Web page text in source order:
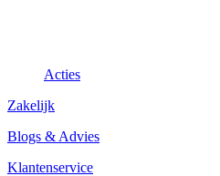
Acties
Zakelijk
Blogs & Advies
Klantenservice